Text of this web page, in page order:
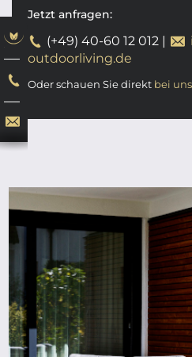
Jetzt anfragen:
(+49) 40-60 12 012 |
outdoorliving.de
Oder schauen Sie direkt bei uns